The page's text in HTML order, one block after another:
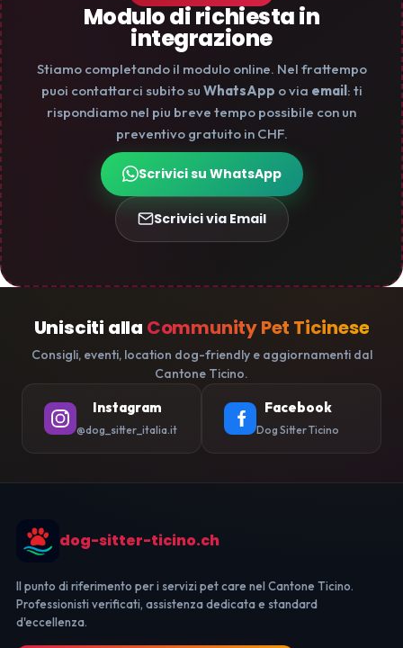
Modulo di richiesta in
integrazione
Stiamo completando il modulo online. Nel frattempo
puoi contattarci subito su WhatsApp o via email: ti
rispondiamo nel piu breve tempo possibile con un
preventivo gratuito in CHF.
Scrivici su WhatsApp
Scrivici via Email
Unisciti alla Community Pet Ticinese
Consigli, eventi, location dog-friendly e aggiornamenti dal
Cantone Ticino.
Instagram
@dog_sitter_italia.it
Facebook
Dog Sitter Ticino
dog-sitter-ticino.ch
Il punto di riferimento per i servizi pet care nel Cantone Ticino.
Professionisti verificati, assistenza dedicata e standard
d'eccellenza.